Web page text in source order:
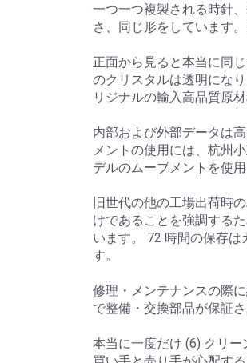
一つ一つ複製される時針
さ、同じ形をしています
正面から見ると本当に同
のクリスタルは透明にな
リジナルの輸入高品質原
内部および外部データは
メントの使用には、杭州
デルのムーブメントを使用
旧世代の他の工場出荷時
けであることを強調する
います。 72 時間の保存は
す。
修理・メンテナンスの際
で整備・交換部品が保証
本当に一度だけ (6) クリー